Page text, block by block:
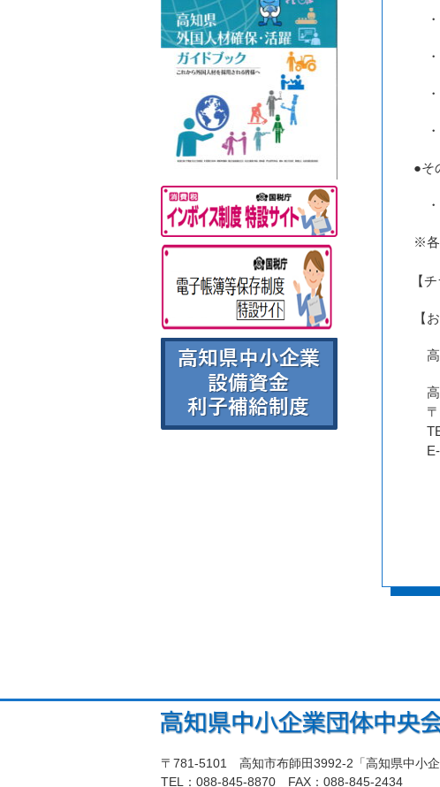
・集
・甲
・香
・四
●そ
・高
※各
【
【お
高知
高知
〒
TEL
E-
〒781-5101 高知市布師田3992-2「高知県中小
TEL：088-845-8870 FAX：088-845-2434